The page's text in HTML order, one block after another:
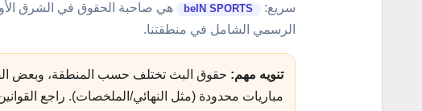
سريع:
beIN SPORTS
الرسمي الشامل في منطقتنا.
تنويه مهم: حقوق البث تختلف حسب المنطقة، وبعض
مباريات محدودة (مثل النهائي/الملخصات). راجع